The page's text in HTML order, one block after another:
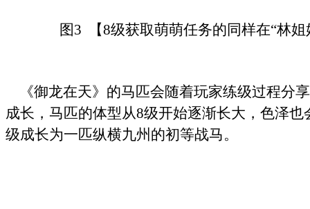
图3 【8级获取萌萌任务的同样在“林姐
《御龙在天》的马匹会随着玩家练级过程分
成长，马匹的体型从8级开始逐渐长大，色泽也
级成长为一匹纵横九州的初等战马。